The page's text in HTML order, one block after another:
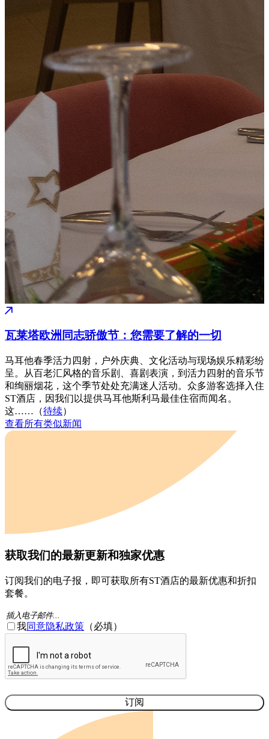
瓦莱塔欧洲同志骄傲节：您需要了解的一切
马耳他春季活力四射，户外庆典、文化活动与现场娱乐精彩纷
呈。从百老汇风格的音乐剧、喜剧表演，到活力四射的音乐节
和绚丽烟花，这个季节处处充满迷人活动。众多游客选择入住
ST酒店，因我们以提供马耳他斯利马最佳住宿而闻名。
这……（待续）
查看所有类似新闻
获取我们的最新更新和独家优惠
订阅我们的电子报，即可获取所有ST酒店的最新优惠和折扣
套餐。
电
子
(必
须
写）
同
(必
填)
我同意隐私政策 （必填）
码